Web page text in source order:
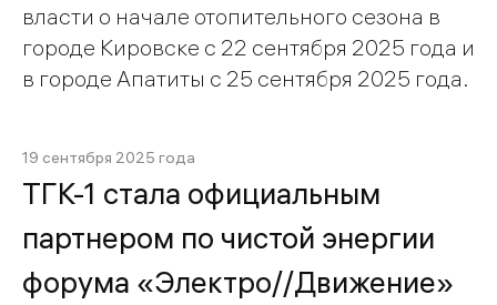
власти о начале отопительного сезона в
городе Кировске с 22 сентября 2025 года и
в городе Апатиты с 25 сентября 2025 года.
19 сентября 2025 года
ТГК-1 стала официальным
партнером по чистой энергии
форума «Электро//Движение»